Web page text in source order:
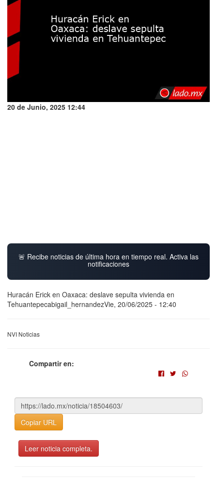
20 de Junio, 2025 12:44
🚨 Recibe noticias de última hora en tiempo real. Activa las
notificaciones
Huracán Erick en Oaxaca: deslave sepulta vivienda en
Tehuantepecabigail_hernandezVie, 20/06/2025 - 12:40
NVI Noticias
Compartir en:
Copiar URL
Leer noticia completa.